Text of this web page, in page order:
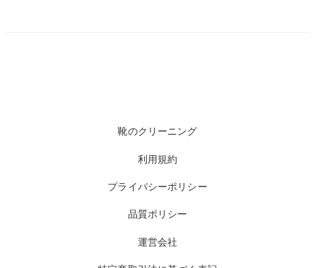
靴のクリーニング
利用規約
プライバシーポリシー
品質ポリシー
運営会社